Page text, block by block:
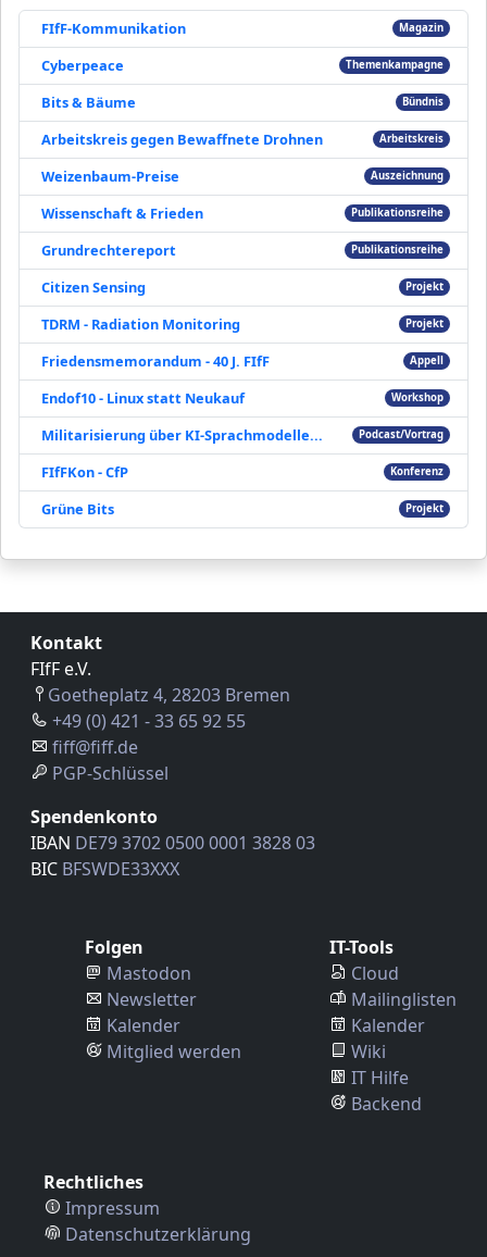
FIfF-Kommunikation Magazin
Cyberpeace Themenkampagne
Bits & Bäume Bündnis
Arbeitskreis gegen Bewaffnete Drohnen Arbeitskreis
Weizenbaum-Preise Auszeichnung
Wissenschaft & Frieden Publikationsreihe
Grundrechtereport Publikationsreihe
Citizen Sensing Projekt
TDRM - Radiation Monitoring Projekt
Friedensmemorandum - 40 J. FIfF Appell
Endof10 - Linux statt Neukauf Workshop
Militarisierung über KI-Sprachmodelle... Podcast/Vortrag
FIfFKon - CfP Konferenz
Grüne Bits Projekt
Kontakt
FIfF e.V.
Goetheplatz 4, 28203 Bremen
+49 (0) 421 - 33 65 92 55
fiff@fiff.de
PGP-Schlüssel
Spendenkonto
IBAN DE79 3702 0500 0001 3828 03
BIC BFSWDE33XXX
Folgen
Mastodon
Newsletter
Kalender
Mitglied werden
IT-Tools
Cloud
Mailinglisten
Kalender
Wiki
IT Hilfe
Backend
Rechtliches
Impressum
Datenschutzerklärung